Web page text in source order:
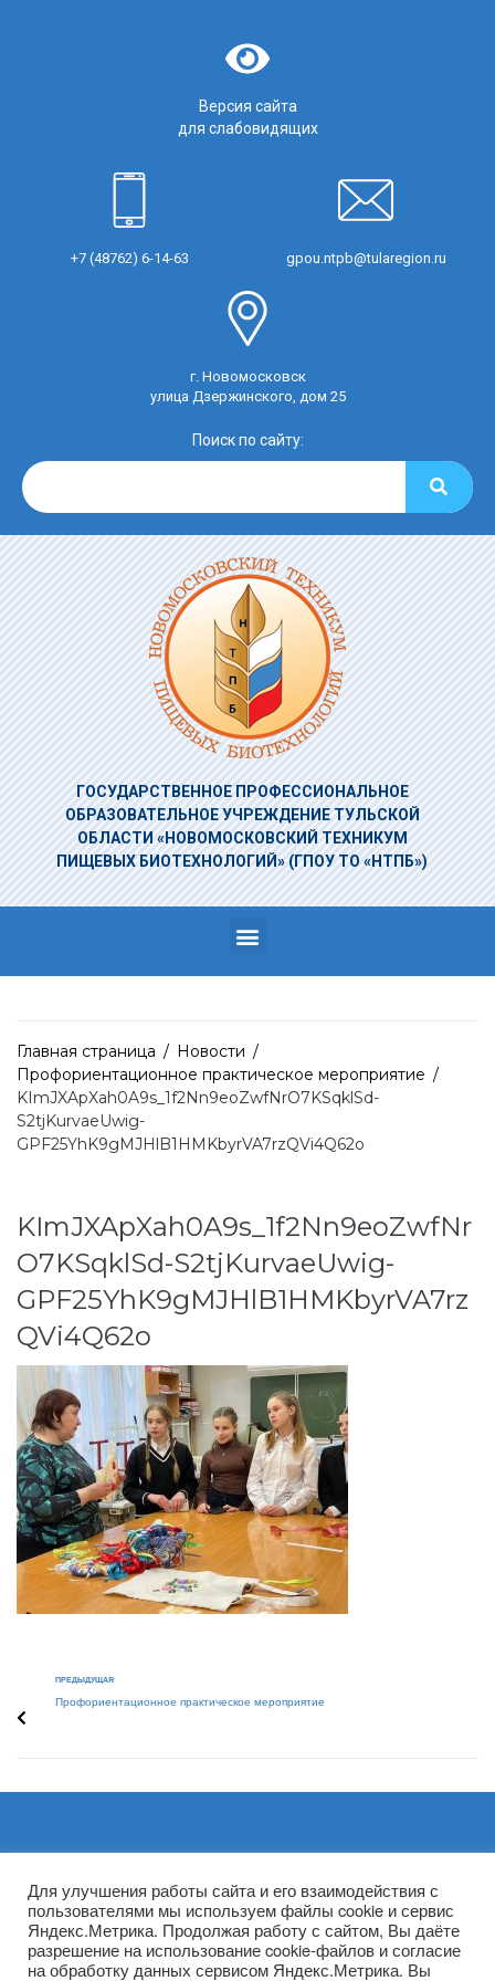
Версия сайта
для слабовидящих
+7 (48762) 6-14-63 gpou.ntpb@tularegion.ru
г. Новомосковск
улица Дзержинского, дом 25
Поиск по сайту:
ГОСУДАРСТВЕННОЕ ПРОФЕССИОНАЛЬНОЕ
ОБРАЗОВАТЕЛЬНОЕ УЧРЕЖДЕНИЕТУЛЬСКОЙ
ОБЛАСТИ «НОВОМОСКОВСКИЙ ТЕХНИКУМ
ПИЩЕВЫХ БИОТЕХНОЛОГИЙ» (ГПОУ ТО «НТПБ»)
Главная страница / Новости /
Профориентационное практическое мероприятие /
KImJXApXah0A9s_1f2Nn9eoZwfNrO7KSqklSd-
S2tjKurvaeUwig-
GPF25YhK9gMJHlB1HMKbyrVA7rzQVi4Q62o
KImJXApXah0A9s_1f2Nn9eoZwfNr
O7KSqklSd-S2tjKurvaeUwig-
GPF25YhK9gMJHlB1HMKbyrVA7rz
QVi4Q62o
ПРЕДЫДУЩАЯ
Профориентационное практическое мероприятие
Архивы
Для улучшения работы сайта и его взаимодействия с
пользователями мы используем файлы cookie и сервис
Яндекс.Метрика. Продолжая работу с сайтом, Вы даёте
разрешение на использование cookie-файлов и согласие
на обработку данных сервисом Яндекс.Метрика. Вы